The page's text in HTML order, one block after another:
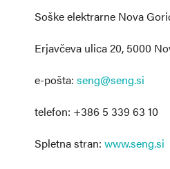
Soške elektrarne Nova
Erjavčeva ulica 20, 5000
e-pošta:
telefon: +386 5 339 63 10
Spletna stran: www.seng.si